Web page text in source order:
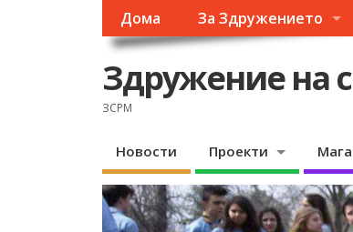
Дома За Здружението
Здружение на
ЗСРМ
Новости Проекти